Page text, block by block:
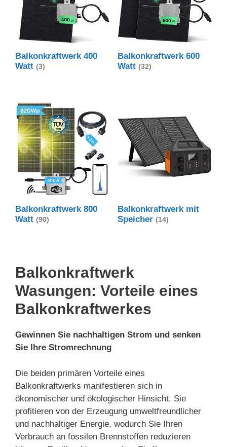
Balkonkraftwerk 400
Watt (3)
Balkonkraftwerk 600
Watt (32)
Balkonkraftwerk 800
Watt (90)
Balkonkraftwerk mit
Speicher (14)
Balkonkraftwerk
Wasungen: Vorteile eines
Balkonkraftwerkes
Gewinnen Sie nachhaltigen Strom und senken
Sie Ihre Stromrechnung
Die beiden primären Vorteile eines
Balkonkraftwerks manifestieren sich in
ökonomischer und ökologischer Hinsicht. Sie
profitieren von der Erzeugung umweltfreundlicher
und nachhaltiger Energie, wodurch Sie Ihren
Verbrauch an fossilen Brennstoffen reduzieren